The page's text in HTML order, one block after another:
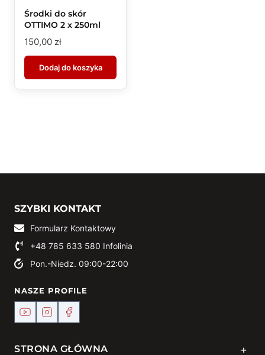
Środki do skór
OTTIMO 2 x 250ml
150,00 zł
Dodaj do koszyka
SZYBKI KONTAKT
Formularz Kontaktowy
+48 785 633 580 Infolinia
Pon.-Niedz. 09:00-22:00
NASZE PROFILE
STRONA GŁÓWNA +